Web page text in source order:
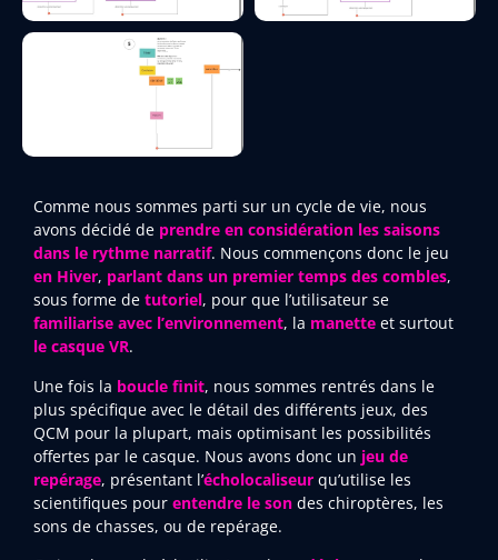
Comme nous sommes parti sur un cycle de vie, nous
avons décidé de prendre en considération les saisons
dans le rythme narratif. Nous commençons donc le jeu
en Hiver, parlant dans un premier temps des combles,
sous forme de tutoriel, pour que l’utilisateur se
familiarise avec l’environnement, la manette et surtout
le casque VR.
Une fois la boucle finit, nous sommes rentrés dans le
plus spécifique avec le détail des différents jeux, des
QCM pour la plupart, mais optimisant les possibilités
offertes par le casque. Nous avons donc un jeu de
repérage, présentant l’écholocaliseur qu’utilise les
scientifiques pour entendre le son des chiroptères, les
sons de chasses, ou de repérage.